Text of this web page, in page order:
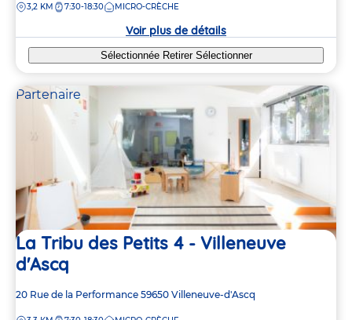
la
DISTANCE
3,2 KM 7:30-18:30 MICRO-CRÈCHE
Voir plus de détails
Sélectionnée Retirer Sélectionner
Partenaire
La Tribu des Petits 4 - Villeneuve
d'Ascq
Adresse
20 Rue de la Performance 59650 Villeneuve-d'Ascq
3
3